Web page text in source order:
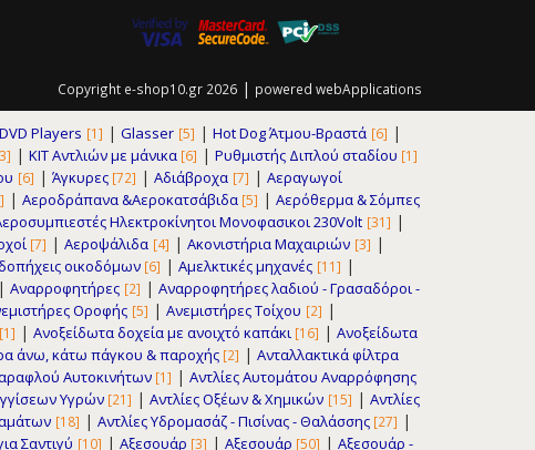
Copyright e-shop10.gr 2026 | powered webApplications
DVD Players [1] | Glasser [5] | Hot Dog Άτμου-Βραστά [6] |
| KIT Αντλιών με μάνικα [6] | Pυθμιστής Διπλού σταδίου [1]
[6] | Άγκυρες [72] | Αδιάβροχα [7] | Αεραγωγοί
| Αεροδράπανα &Αεροκατσάβιδα [5] | Αερόθερμα & Σόμπες
Ηλεκτροκίνητοι Μονοφασικοι 230Volt [31] |
[7] | Αεροψάλιδα [4] | Ακονιστήρια Μαχαιριών [3] |
οικοδόμων [6] | Αμελκτικές μηχανές [11] |
| Αναρροφητήρες [2] | Αναρροφητήρες λαδιού - Γρασαδόροι -
Οροφής [5] | Ανεμιστήρες Τοίχου [2] |
[1] | Ανοξείδωτα δοχεία με ανοιχτό καπάκι [16] | Ανοξείδωτα
άνω, κάτω πάγκου & παροχής [2] | Ανταλλακτικά φίλτρα
Αυτοκινήτων [1] | Αντλίες Αυτομάτου Αναρρόφησης
Υγρών [21] | Αντλίες Οξέων & Χημικών [15] | Αντλίες
[18] | Αντλίες Υδρομασάζ - Πισίνας - Θαλάσσης [27] |
Σαντιγύ [10] | Αξεσουάρ [3] | Αξεσουάρ [50] | Αξεσουάρ -